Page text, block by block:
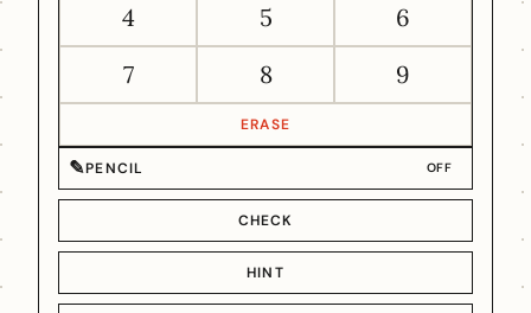
4
5
6
7
8 9
ERASE
✎PENCIL OFF
CHECK
HINT